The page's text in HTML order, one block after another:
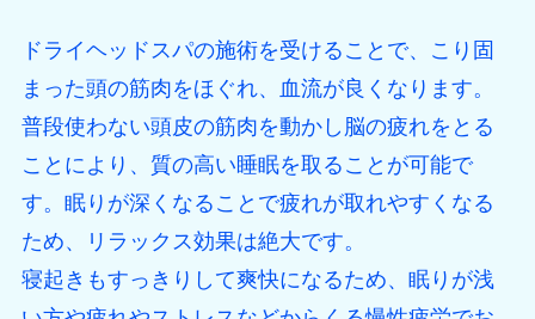
ドライヘッドスパの施術を受けることで、こり固
まった頭の筋肉をほぐれ、血流が良くなります。
普段使わない頭皮の筋肉を動かし脳の疲れをとる
ことにより、質の高い睡眠を取ることが可能で
す。眠りが深くなることで疲れが取れやすくなる
ため、リラックス効果は絶大です。
寝起きもすっきりして爽快になるため、眠りが浅